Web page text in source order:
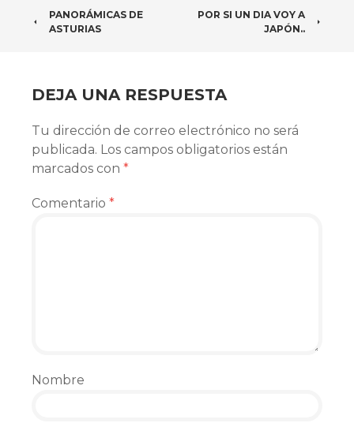
NAVEGADOR
ARTÍCULOS
PANORÁMICAS DE
ASTURIAS
POR SI UN DIA VOY A
JAPÓN..
DEJA UNA RESPUESTA
Tu dirección de correo electrónico no será
publicada. Los campos obligatorios están
marcados con *
Comentario *
Nombre